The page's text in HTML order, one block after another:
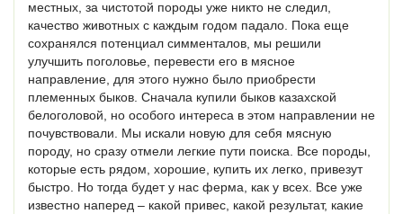
местных, за чистотой породы уже никто не следил,
качество животных с каждым годом падало. Пока еще
сохранялся потенциал симменталов, мы решили
улучшить поголовье, перевести его в мясное
направление, для этого нужно было приобрести
племенных быков. Сначала купили быков казахской
белоголовой, но особого интереса в этом направлении не
почувствовали. Мы искали новую для себя мясную
породу, но сразу отмели легкие пути поиска. Все породы,
которые есть рядом, хорошие, купить их легко, привезут
быстро. Но тогда будет у нас ферма, как у всех. Все уже
известно наперед – какой привес, какой результат, какие